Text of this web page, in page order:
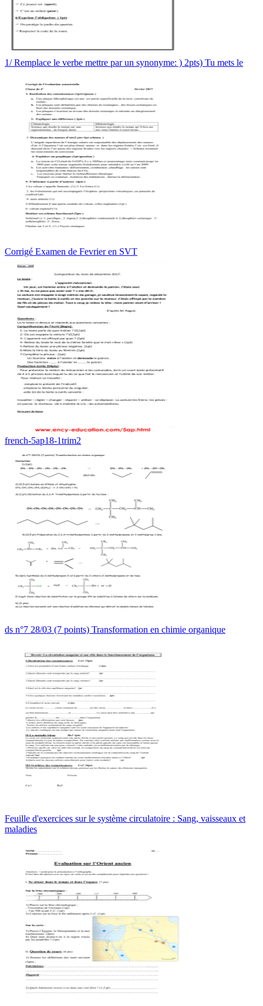
1/ Remplace le verbe mettre par un synonyme: ) 2pts) Tu mets le
Corrigé Examen de Fevrier en SVT
french-5ap18-1trim2
ds n°7 28/03 (7 points) Transformation en chimie organique
Feuille d'exercices sur le système circulatoire : Sang, vaisseaux et
maladies